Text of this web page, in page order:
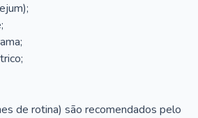
de rotina) são recomendados pelo